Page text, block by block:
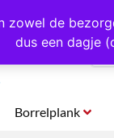
de
dus een dagje
Eigen import uit
Borrelplank